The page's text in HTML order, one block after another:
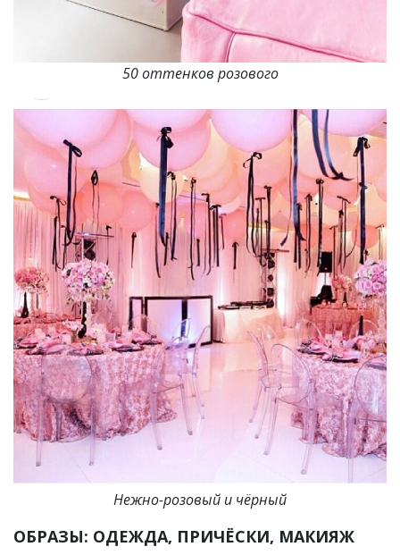
50 оттенков розового
Нежно-розовый и чёрный
ОБРАЗЫ: ОДЕЖДА, ПРИЧЁСКИ, МАКИЯЖ